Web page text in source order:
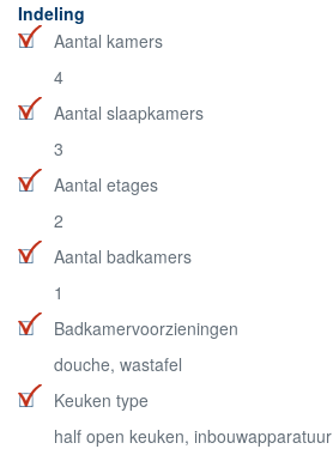
Indeling
Aantal kamers
4
Aantal slaapkamers
3
Aantal etages
2
Aantal badkamers
1
Badkamervoorzieningen
douche, wastafel
Keuken type
half open keuken, inbouwapparatuur